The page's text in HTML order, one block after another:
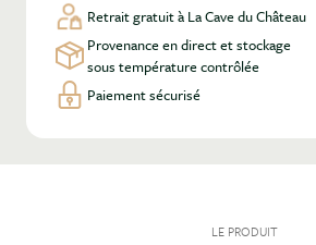
Retrait gratuit à La Cave du Château
Provenance en direct et stockage
sous température contrôlée
Paiement sécurisé
LE PRODUIT